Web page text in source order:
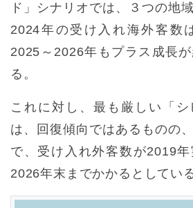
ド」シナリオでは、３つの地
2024年の受け入れ海外客数
2025～2026年もプラス成長
る。
これに対し、最も厳しい「
は、回復傾向ではあるものの
で、受け入れ外客数が2019
2026年末までかかるとしている